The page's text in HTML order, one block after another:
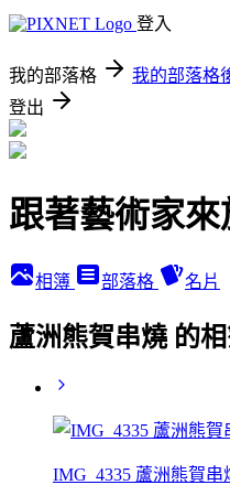
登入
我的部落格 我的部落格
登出
跟著藝術家來
相簿 部落格 名片
蘆洲熊賀串燒 的
IMG_4335 蘆洲熊賀串